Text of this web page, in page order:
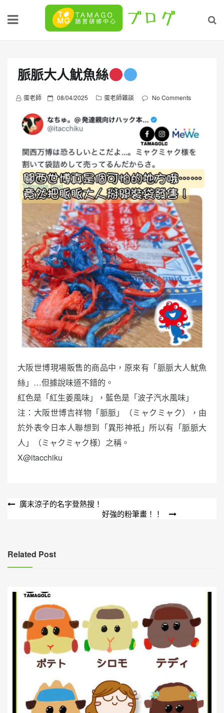
脈脈大人魷魚絲
蛋老師
P
s
t
d
o
n
08/04/2025 蛋老師雜談 No Comments
大阪世博現場販售的商品中，原來有「脈脈大人魷魚
絲」…但據說味道不錯的。
紅色是「紅生姜風味」，藍色是「波子汽水風味」
注：大阪世博吉祥物「脈脈」（ミャクミャク），由
於外表令日本人聯想到「異形神祇」所以有「脈脈大
人」（ミャクミャク様）之稱。
X@itacchiku
文
覽
廣末涼子的名字登熱搜！
好強的粉筆畫！！
Related Post